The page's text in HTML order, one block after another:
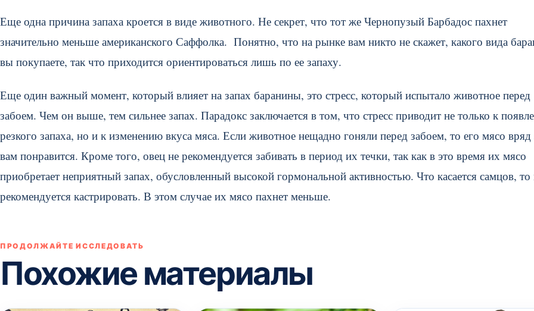
Еще одна причина запаха кроется в виде животного. Не секрет, что тот же Чернопузый Барбадос пахнет
значительно меньше американского Саффолка. Понятно, что на рынке вам никто не скажет, какого вида
вы покупаете, так что приходится ориентироваться лишь по ее запаху.
Еще один важный момент, который влияет на запах баранины, это стресс, который испытало животное перед
забоем. Чем он выше, тем сильнее запах. Парадокс заключается в том, что стресс приводит не только к
резкого запаха, но и к изменению вкуса мяса. Если животное нещадно гоняли перед забоем, то его мясо вряд
вам понравится. Кроме того, овец не рекомендуется забивать в период их течки, так как в это время их мясо
приобретает неприятный запах, обусловленный высокой гормональной активностью. Что касается самцов,
рекомендуется кастрировать. В этом случае их мясо пахнет меньше.
ПРОДОЛЖАЙТЕ ИССЛЕДОВАТЬ
Похожие материалы